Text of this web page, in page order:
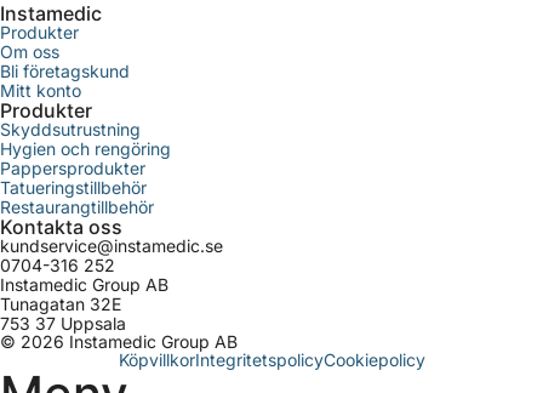
Instamedic
Produkter
Om oss
Bli företagskund
Mitt konto
Produkter
Skyddsutrustning
Hygien och rengöring
Pappersprodukter
Tatueringstillbehör
Restaurangtillbehör
Kontakta oss
kundservice@instamedic.se
0704-316 252
Instamedic Group AB
Tunagatan 32E
753 37 Uppsala
© 2026 Instamedic Group AB
KöpvillkorIntegritetspolicyCookiepolicy